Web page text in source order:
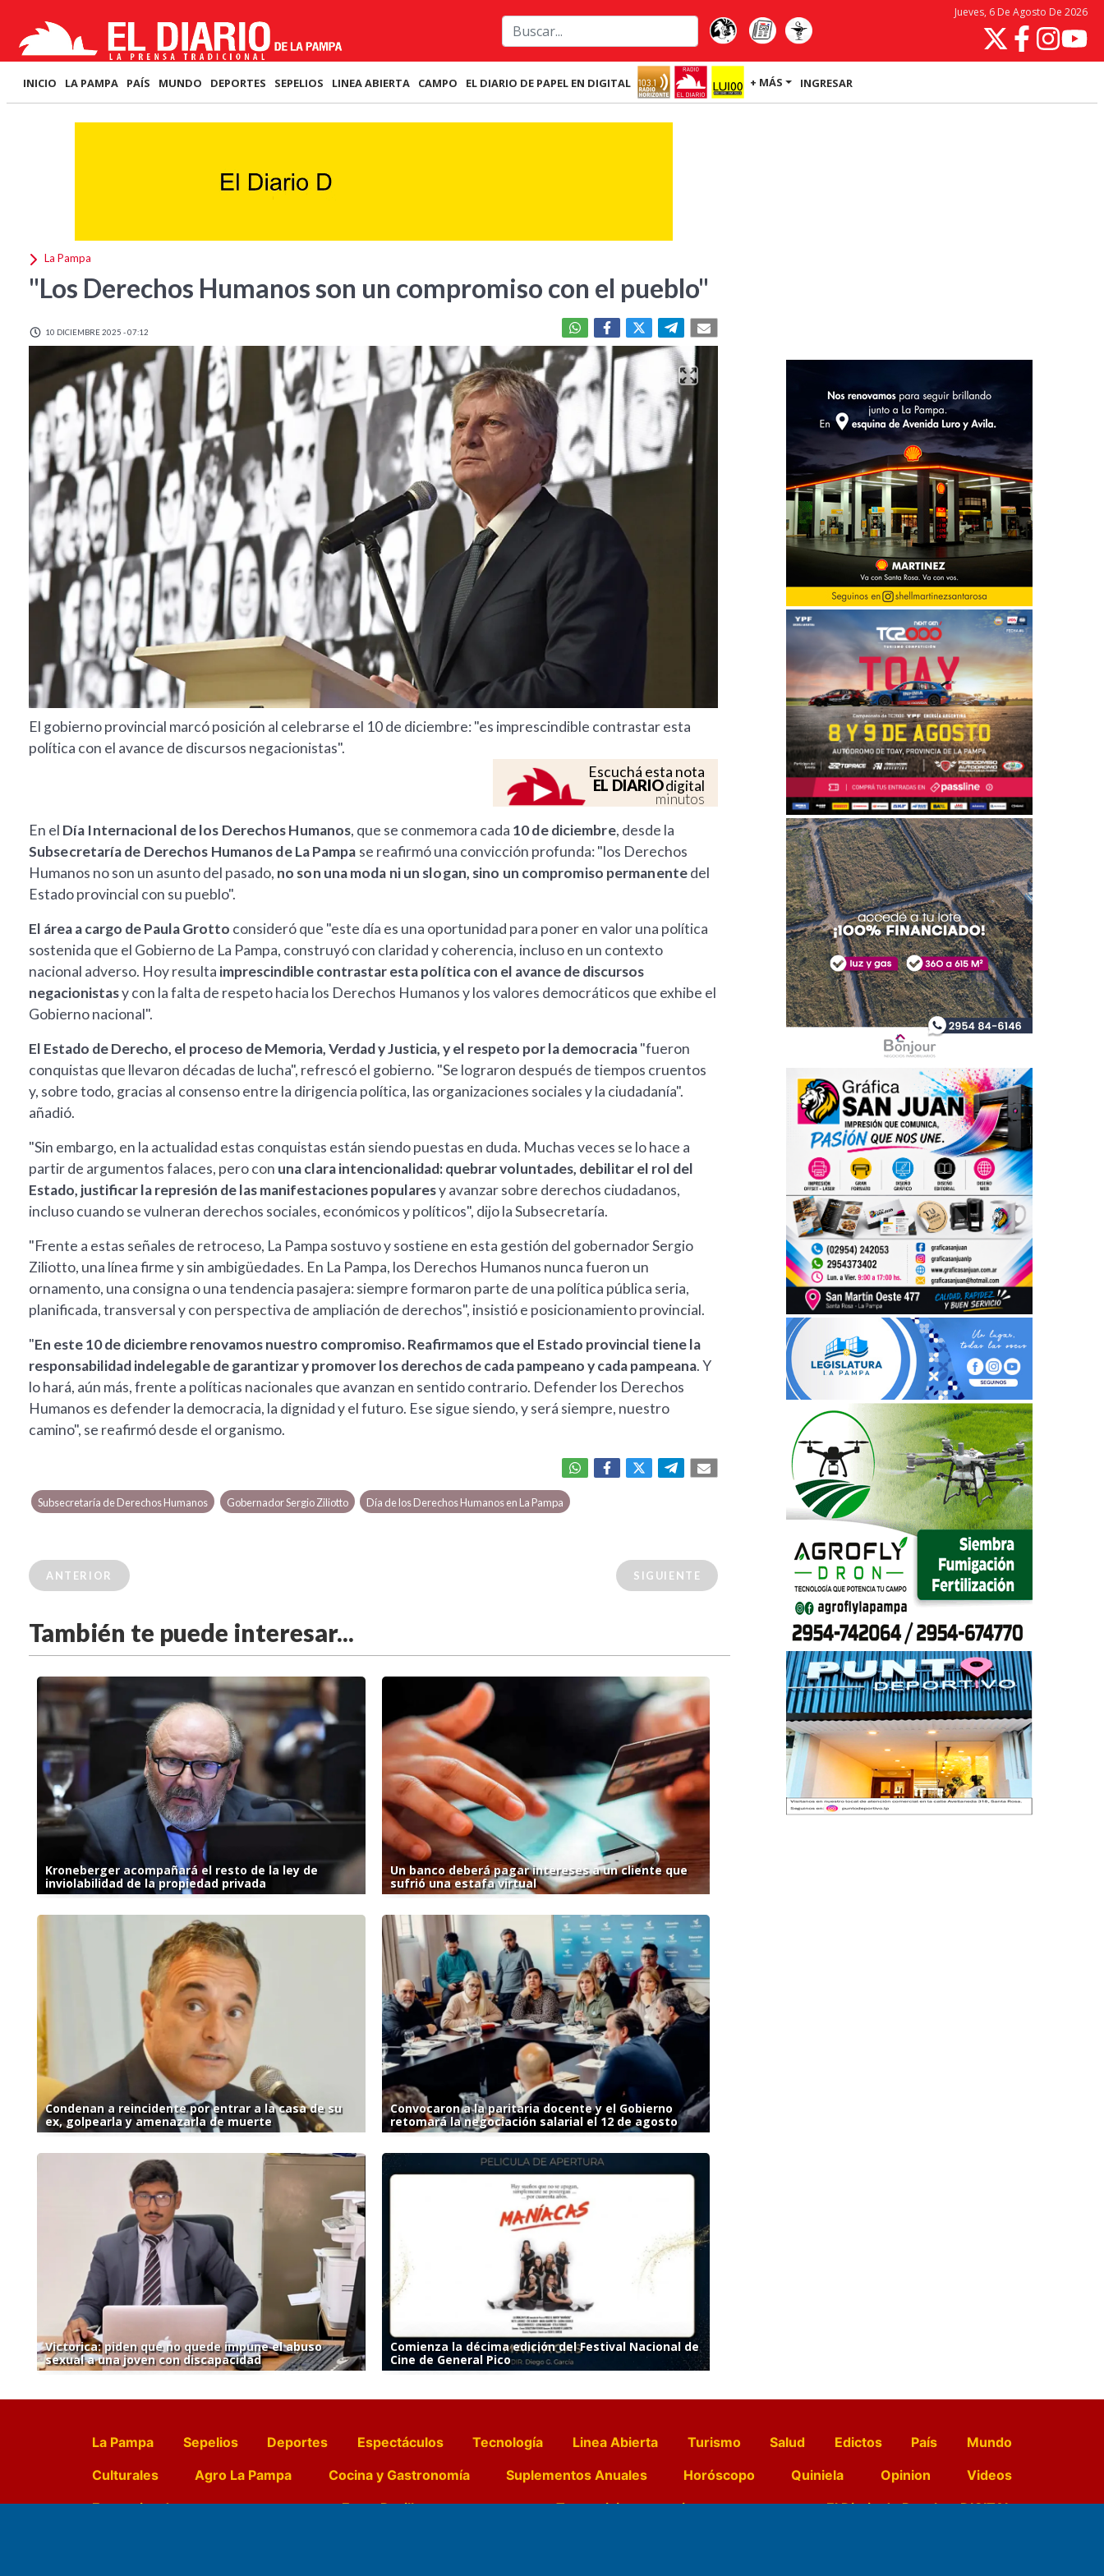
Jueves, 6 De Agosto De 2026
INICIO LA PAMPA PAÍS MUNDO DEPORTES SEPELIOS LINEA ABIERTA CAMPO EL DIARIO DE PAPEL EN DIGITAL + MÁS INGRESAR
La Pampa
"Los Derechos Humanos son un compromiso con el pueblo"
10 DICIEMBRE 2025 - 07:12
El gobierno provincial marcó posición al celebrarse el 10 de diciembre: "es imprescindible contrastar esta
política con el avance de discursos negacionistas".
Escuchá esta nota
EL DIARIOdigital
minutos
En el Día Internacional de los Derechos Humanos, que se conmemora cada 10 de diciembre, desde la
Subsecretaría de Derechos Humanos de La Pampa se reafirmó una convicción profunda: "los Derechos
Humanos no son un asunto del pasado, no son una moda ni un slogan, sino un compromiso permanentedel
Estado provincial con su pueblo".
El área a cargo de Paula Grotto consideró que "este día es una oportunidad para poner en valor una política
sostenida que el Gobierno de La Pampa, construyó con claridad y coherencia, incluso en un contexto
nacional adverso. Hoy resulta imprescindible contrastar esta política con el avance de discursos
negacionistasy con la falta de respeto hacia los Derechos Humanos y los valores democráticos que exhibe el
Gobierno nacional".
El Estado de Derecho, el proceso de Memoria, Verdad y Justicia, y el respeto por la democracia"fueron
conquistas que llevaron décadas de lucha", refrescó el gobierno. "Se lograron después de tiempos cruentos
y, sobre todo, gracias al consenso entre la dirigencia política, las organizaciones sociales y la ciudadanía".
añadió.
"Sin embargo, en la actualidad estas conquistas están siendo puestas en duda. Muchas veces se lo hace a
partir de argumentos falaces, pero con una clara intencionalidad: quebrar voluntades, debilitar el rol del
Estado, justificar la represión de las manifestaciones popularesy avanzar sobre derechos ciudadanos,
incluso cuando se vulneran derechos sociales, económicos y políticos", dijo la Subsecretaría.
"Frente a estas señales de retroceso, La Pampa sostuvo y sostiene en esta gestión del gobernador Sergio
Ziliotto, una línea firme y sin ambigüedades. En La Pampa, los Derechos Humanos nunca fueron un
ornamento, una consigna o una tendencia pasajera: siempre formaron parte de una política pública seria,
planificada, transversal y con perspectiva de ampliación de derechos", insistió e posicionamiento provincial.
"En este 10 de diciembre renovamos nuestro compromiso. Reafirmamos que el Estado provincial tiene la
responsabilidad indelegable de garantizar y promover los derechos de cada pampeano y cada pampeana. Y
lo hará, aún más, frente a políticas nacionales que avanzan en sentido contrario. Defender los Derechos
Humanos es defender la democracia, la dignidad y el futuro. Ese sigue siendo, y será siempre, nuestro
camino", se reafirmó desde el organismo.
Subsecretaría de Derechos Humanos Gobernador Sergio Ziliotto Día de los Derechos Humanos en La Pampa
ANTERIOR SIGUIENTE
También te puede interesar...
Kroneberger acompañará el resto de la ley de
inviolabilidad de la propiedad privada
Un banco deberá pagar intereses a un cliente que
sufrió una estafa virtual
Condenan a reincidente por entrar a la casa de su
ex, golpearla y amenazarla de muerte
Convocaron a la paritaria docente y el Gobierno
retomará la negociación salarial el 12 de agosto
Victorica: piden que no quede impune el abuso
sexual a una joven con discapacidad
Comienza la décima edición del Festival Nacional de
Cine de General Pico
La Pampa Sepelios Deportes Espectáculos Tecnología Linea Abierta Turismo Salud Edictos País
Mundo
Culturales
Agro La Pampa Cocina y Gastronomía Suplementos Anuales Horóscopo Quiniela Opinion
Videos
Farmacias de turno
Entre Pocillos Transmisiones en vivo El Diario de Papel en DIGITAL